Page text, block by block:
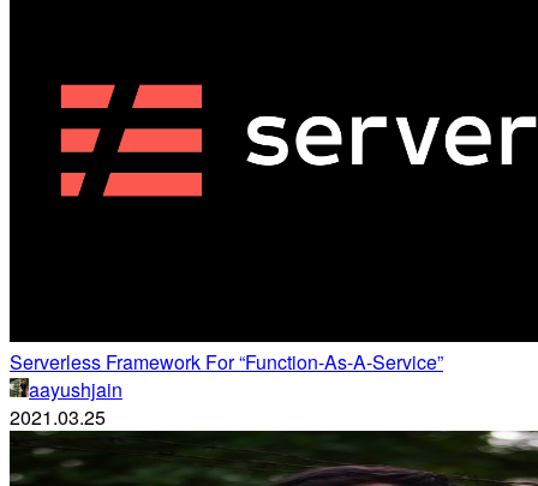
Serverless Framework For “Function-As-A-Service”
aayushjain
2021.03.25